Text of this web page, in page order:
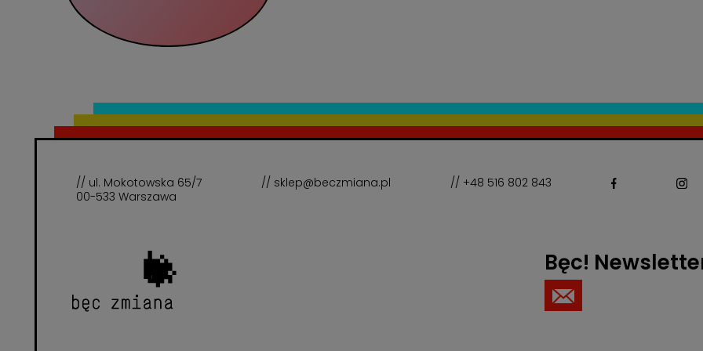
// ul. Mokotowska 65/7
00-533 Warszawa
// sklep@beczmiana.pl // +48 516 802 843
Bęc!